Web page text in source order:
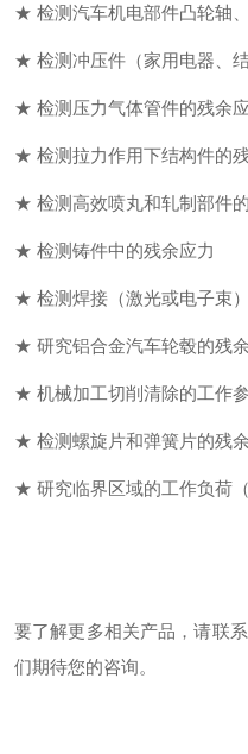
★ 检测汽车机电部件凸轮轴
★ 检测冲压件（家用电器、
★ 检测压力气体管件的残余
★ 检测拉力作用下结构件的
★ 检测高效喷丸和轧制部件
★ 检测铸件中的残余应力
★ 检测焊接（激光或电子束
★ 研究铝合金汽车轮毂的残
★ 机械加工切削清除的工作
★ 检测螺旋片和弹簧片的残
★ 研究临界区域的工作负荷（
要了解更多相关产品，请联
们期待您的咨询。